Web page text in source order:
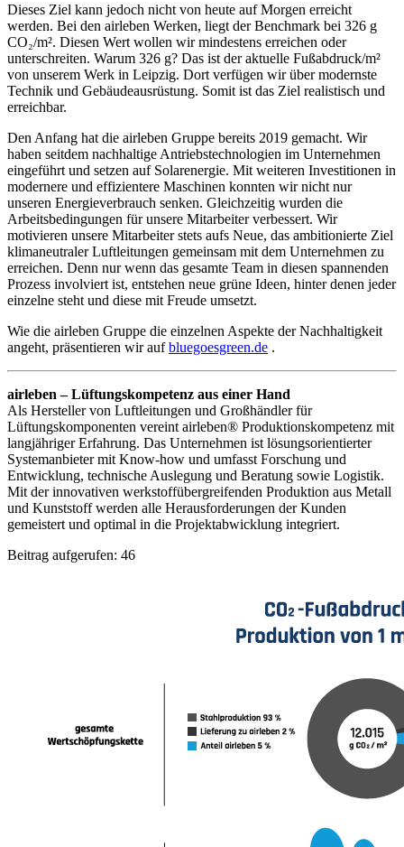
Dieses Ziel kann jedoch nicht von heute auf Morgen erreicht
werden. Bei den airleben Werken, liegt der Benchmark bei 326 g
CO₂/m². Diesen Wert wollen wir mindestens erreichen oder
unterschreiten. Warum 326 g? Das ist der aktuelle Fußabdruck/m²
von unserem Werk in Leipzig. Dort verfügen wir über modernste
Technik und Gebäudeausrüstung. Somit ist das Ziel realistisch und
erreichbar.
Den Anfang hat die airleben Gruppe bereits 2019 gemacht. Wir
haben seitdem nachhaltige Antriebstechnologien im Unternehmen
eingeführt und setzen auf Solarenergie. Mit weiteren Investitionen in
modernere und effizientere Maschinen konnten wir nicht nur
unseren Energieverbrauch senken. Gleichzeitig wurden die
Arbeitsbedingungen für unsere Mitarbeiter verbessert. Wir
motivieren unsere Mitarbeiter stets aufs Neue, das ambitionierte Ziel
klimaneutraler Luftleitungen gemeinsam mit dem Unternehmen zu
erreichen. Denn nur wenn das gesamte Team in diesen spannenden
Prozess involviert ist, entstehen neue grüne Ideen, hinter denen jeder
einzelne steht und diese mit Freude umsetzt.
Wie die airleben Gruppe die einzelnen Aspekte der Nachhaltigkeit
angeht, präsentieren wir aufbluegoesgreen.de .
airleben – Lüftungskompetenz aus einer Hand
Als Hersteller von Luftleitungen und Großhändler für
Lüftungskomponenten vereint airleben® Produktionskompetenz mit
langjähriger Erfahrung. Das Unternehmen ist lösungsorientierter
Systemanbieter mit Know-how und umfasst Forschung und
Entwicklung, technische Auslegung und Beratung sowie Logistik.
Mit der innovativen werkstoffübergreifenden Produktion aus Metall
und Kunststoff werden alle Herausforderungen der Kunden
gemeistert und optimal in die Projektabwicklung integriert.
Beitrag aufgerufen: 46